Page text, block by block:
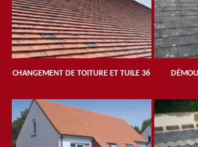
CHANGEMENT DE TOITURE ET TUILE 36